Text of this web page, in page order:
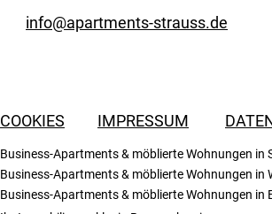
info@apartments-strauss.de
COOKIES IMPRESSUM
Business-Apartments & möblierte Wohnungen in
Business-Apartments & möblierte Wohnungen in
Business-Apartments & möblierte Wohnungen in